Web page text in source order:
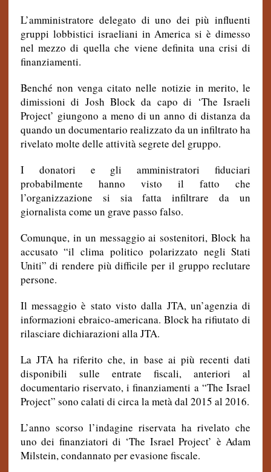
L’amministratore delegato di uno dei più influenti
gruppi lobbistici israeliani in America si è dimesso
nel mezzo di quella che viene definita una crisi di
finanziamenti.
Benché non venga citato nelle notizie in merito, le
dimissioni di Josh Block da capo di ‘The Israeli
Project’ giungono a meno di un anno di distanza da
quando un documentario realizzato da un infiltrato ha
rivelato molte delle attività segrete del gruppo.
I donatori e gli amministratori fiduciari
probabilmente hanno visto il fatto che
l’organizzazione si sia fatta infiltrare da un
giornalista come un grave passo falso.
Comunque, in un messaggio ai sostenitori, Block ha
accusato “il clima politico polarizzato negli Stati
Uniti” di rendere più difficile per il gruppo reclutare
persone.
Il messaggio è stato visto dalla JTA, un’agenzia di
informazioni ebraico-americana. Block ha rifiutato di
rilasciare dichiarazioni alla JTA.
La JTA ha riferito che, in base ai più recenti dati
disponibili sulle entrate fiscali, anteriori al
documentario riservato, i finanziamenti a “The Israel
Project” sono calati di circa la metà dal 2015 al 2016.
L’anno scorso l’indagine riservata ha rivelato che
uno dei finanziatori di ‘The Israel Project’ è Adam
Milstein, condannato per evasione fiscale.